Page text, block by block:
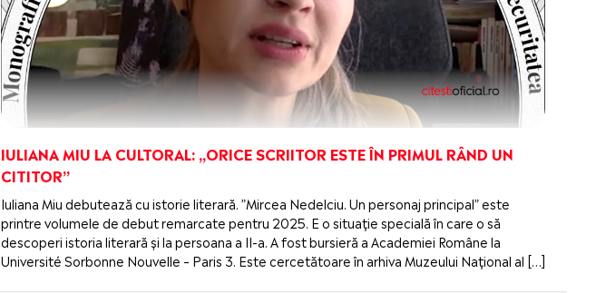
IULIANA MIU LA CULTORAL: „ORICE SCRIITOR ESTE ÎN PRIMUL RÂND UN
CITITOR”
Iuliana Miu debutează cu istorie literară. ”Mircea Nedelciu. Un personaj principal” este
printre volumele de debut remarcate pentru 2025. E o situație specială în care o să
descoperi istoria literară și la persoana a II-a. A fost bursieră a Academiei Române la
Université Sorbonne Nouvelle – Paris 3. Este cercetătoare în arhiva Muzeului Național al […]